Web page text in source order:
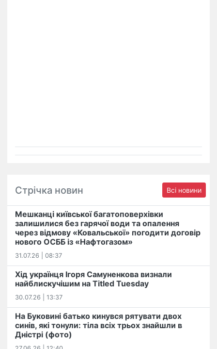
Стрічка новин Всі новини
Мешканці київської багатоповерхівки
залишилися без гарячої води та опалення
через відмову «Ковальської» погодити договір
нового ОСББ із «Нафтогазом»
31.07.26 | 08:37
Хід українця Ігоря Самуненкова визнали
найблискучішим на Titled Tuesday
30.07.26 | 13:37
На Буковині батько кинувся рятувати двох
синів, які тонули: тіла всіх трьох знайшли в
Дністрі (фото)